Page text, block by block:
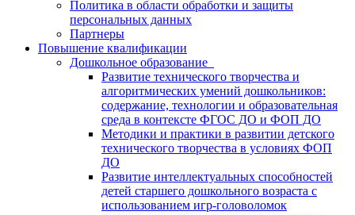
Политика в области обработки и защиты
персональных данных
Партнеры
Повышение квалификации
Дошкольное образование
Развитие технического творчества и
алгоритмических умений дошкольников:
содержание, технологии и образовательная
среда в контексте ФГОС ДО и ФОП ДО
Методики и практики в развитии детского
технического творчества в условиях ФОП
ДО
Развитие интеллектуальных способностей
детей старшего дошкольного возраста с
использованием игр-головоломок